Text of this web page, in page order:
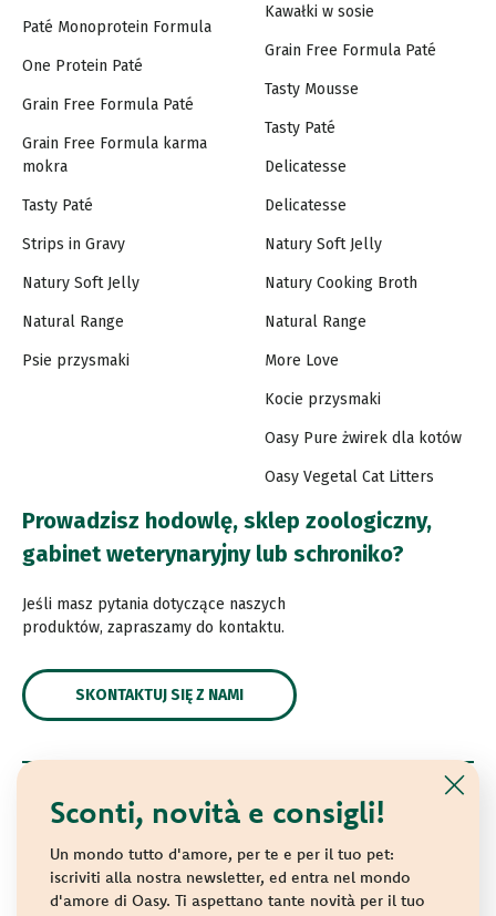
Sconti, novità e consigli!
Un mondo tutto d'amore, per te e per il tuo pet:
iscriviti alla nostra newsletter, ed entra nel mondo
d'amore di Oasy. Ti aspettano tante novità per il tuo
Paté Monoprotein Formula
One Protein Paté
Grain Free Formula Paté
Grain Free Formula karma
mokra
Tasty Paté
Strips in Gravy
Natury Soft Jelly
Natural Range
Psie przysmaki
Kawałki w sosie
Grain Free Formula Paté
Tasty Mousse
Tasty Paté
Delicatesse
Delicatesse
Natury Soft Jelly
Natury Cooking Broth
Natural Range
More Love
Kocie przysmaki
Oasy Pure żwirek dla kotów
Oasy Vegetal Cat Litters
Prowadzisz hodowlę, sklep zoologiczny,
gabinet weterynaryjny lub schroniko?
Jeśli masz pytania dotyczące naszych
produktów, zapraszamy do kontaktu.
SKONTAKTUJ SIĘ Z NAMI
© 2021 Oasy. All rights reserved.
Wonderfood S.p.A. Strada dei Censiti, 2 - 47891 Repubblica
di San Marino - C.o.E. SM 04018
Privacy policy-Cookie policy-Sitemap